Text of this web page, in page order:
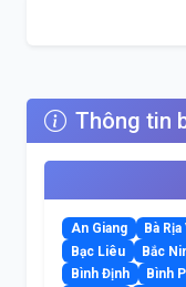
Thông tin
An Giang Bà
Bạc Liêu
Bắc
Bình Định
Bình